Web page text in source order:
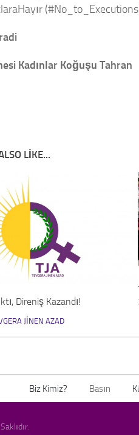
Kadınlar Koğuşu Tahran
LIKE...
Direniş Kazandı!
JINEN AZAD
Biz Kimiz? Basın